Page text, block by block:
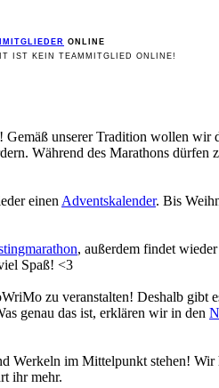
ONLINE
IST KEIN TEAMMITGLIED ONLINE!
Gemäß unserer Tradition wollen wir
Während des Marathons dürfen
einen Adventskalender. Bis
, außerdem findet
Spaß! <3
zu veranstalten! Deshalb gibt
genau das ist, erklären wir in den
Werkeln im Mittelpunkt stehen!
ihr mehr.